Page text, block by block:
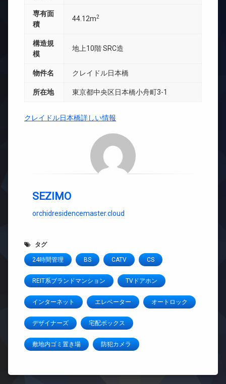
専有面
積
44.12m2
構造規
模
地上10階 SRC造
物件名 クレイドル日本橋
所在地 東京都中央区日本橋小舟町3-1
クレイドル日本橋詳しい情報
SEZIMO
orchidresidencemaster.cloud
タグ
24時間管理 BS CATV CS
REIT系ブランドマンション TVドアホン
インターネット エレベーター オートロック
デザイナーズ 宅配ボックス
敷地内ゴミ置き場 防犯カメラ